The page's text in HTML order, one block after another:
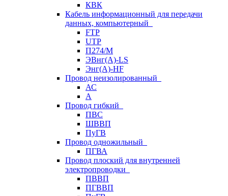
КВК
Кабель информационный для передачи
данных, компьютерный
FTP
UTP
П274/М
ЭВнг(А)-LS
Энг(А)-HF
Провод неизолированный
АС
А
Провод гибкий
ПВС
ШВВП
ПуГВ
Провод одножильный
ПГВА
Провод плоский для внутренней
электропроводки
ПВВП
ПГВВП